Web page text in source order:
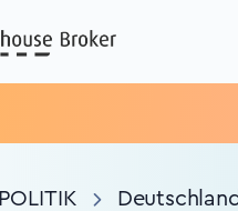
POLITIK